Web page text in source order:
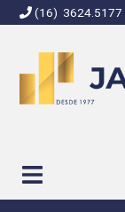
(16) 3624.5177